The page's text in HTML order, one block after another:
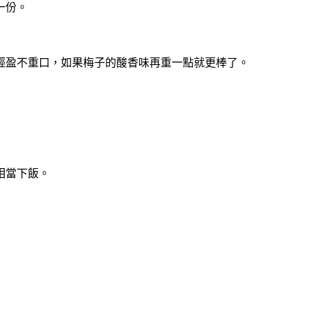
。
不重口，如果梅子的酸香味再重一點就更棒了。
下飯。